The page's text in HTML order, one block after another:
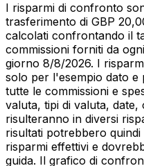
I risparmi di confronto
trasferimento di GBP
calcolati confrontando il
commissioni forniti da
giorno 8/8/2026. I
solo per l'esempio dato
tutte le commissioni e
valuta, tipi di valuta,
risulteranno in diversi
risultati potrebbero
risparmi effettivi e
guida. Il grafico di